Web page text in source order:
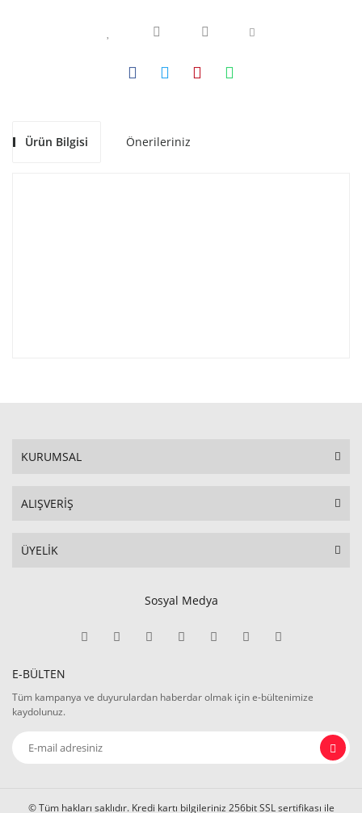
Ürün Bilgisi Önerileriniz
KURUMSAL
ALIŞVERİŞ
ÜYELİK
Sosyal Medya
E-BÜLTEN
Tüm kampanya ve duyurulardan haberdar olmak için e-bültenimize
kaydolunuz.
© Tüm hakları saklıdır. Kredi kartı bilgileriniz 256bit SSL sertifikası ile